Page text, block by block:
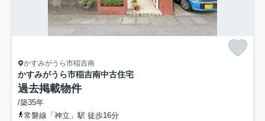
かすみがうら市稲吉南
かすみがうら市稲吉南中古住宅
過去掲載物件
/築35年
常磐線「神立」駅 徒歩16分